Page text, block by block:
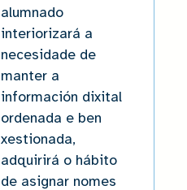
alumnado
interiorizará a
necesidade de
manter a
información dixital
ordenada e ben
xestionada,
adquirirá o hábito
de asignar nomes